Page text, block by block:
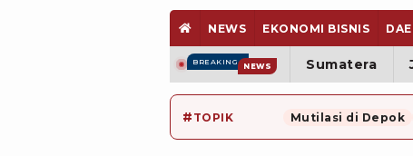
NEWS EKONOMI BISNIS
BREAKING NEWS Sumatera
# TOPIK Mutilasi di Depok